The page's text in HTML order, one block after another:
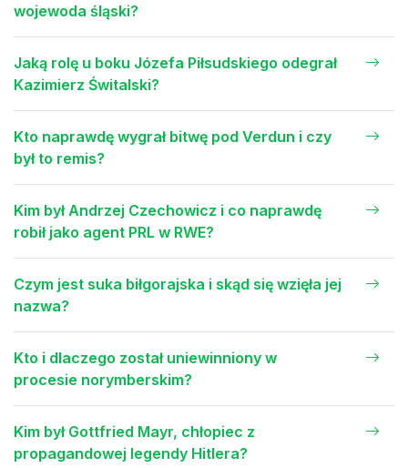
wojewoda śląski?
Jaką rolę u boku Józefa Piłsudskiego odegrał
Kazimierz Świtalski?
Kto naprawdę wygrał bitwę pod Verdun i czy
był to remis?
Kim był Andrzej Czechowicz i co naprawdę
robił jako agent PRL w RWE?
Czym jest suka biłgorajska i skąd się wzięła jej
nazwa?
Kto i dlaczego został uniewinniony w
procesie norymberskim?
Kim był Gottfried Mayr, chłopiec z
propagandowej legendy Hitlera?